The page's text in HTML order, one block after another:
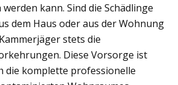
kann. Sind die Schädlinge
dem Haus oder aus der Wohnung
stets die
Diese Vorsorge ist
die komplette professionelle